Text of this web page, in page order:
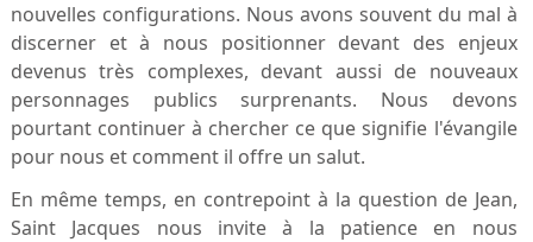
nouvelles configurations. Nous avons souvent du mal à
discerner et à nous positionner devant des enjeux
devenus très complexes, devant aussi de nouveaux
personnages publics surprenants. Nous devons
pourtant continuer à chercher ce que signifie l'évangile
pour nous et comment il offre un salut.
En même temps, en contrepoint à la question de Jean,
Saint Jacques nous invite à la patience en nous